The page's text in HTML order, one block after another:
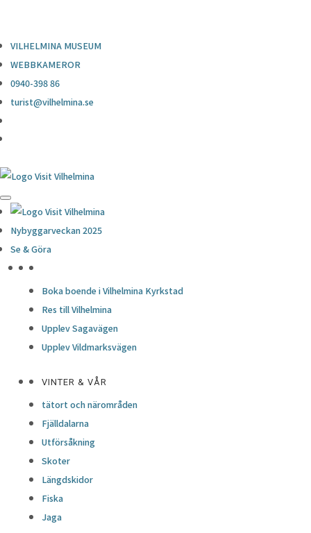
VILHELMINA MUSEUM
WEBBKAMEROR
0940-398 86
turist@vilhelmina.se
Nybyggarveckan 2025
Se & Göra
Boka boende i Vilhelmina Kyrkstad
Res till Vilhelmina
Upplev Sagavägen
Upplev Vildmarksvägen
VINTER & VÅR
tätort och närområden
Fjälldalarna
Utförsåkning
Skoter
Längdskidor
Fiska
Jaga